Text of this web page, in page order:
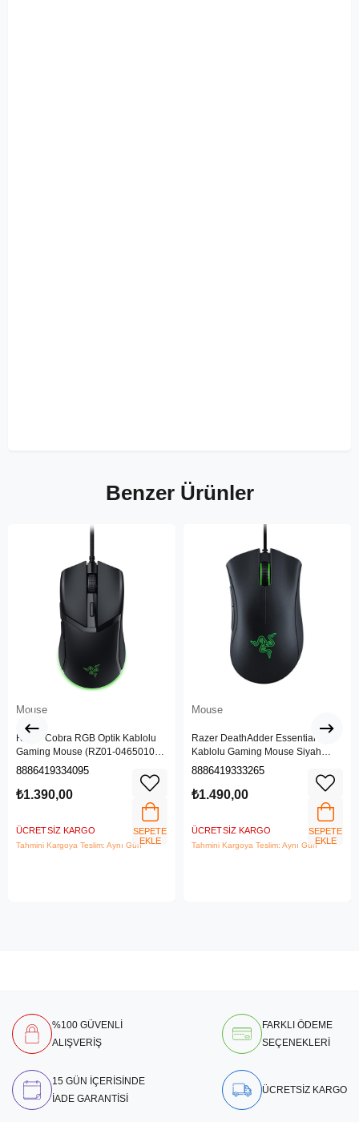
Benzer Ürünler
Mouse
Razer Cobra RGB Optik Kablolu
Gaming Mouse (RZ01-04650100-
R3M1)
8886419334095
₺1.390,00
ÜCRETSIZ KARGO
Tahmini Kargoya Teslim: Aynı Gün
SEPETE
EKLE
Mouse
Razer DeathAdder Essential
Kablolu Gaming Mouse Siyah
(RZ01-03850100-R3M1)
8886419333265
₺1.490,00
ÜCRETSIZ KARGO
Tahmini Kargoya Teslim: Aynı Gün
SEPETE
EKLE
%100 GÜVENLİ
ALIŞVERİŞ
FARKLI ÖDEME
SEÇENEKLERİ
15 GÜN İÇERİSİNDE
İADE GARANTİSİ
ÜCRETSİZ KARGO